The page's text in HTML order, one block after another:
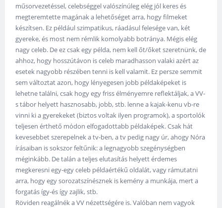
műsorvezetéssel, celebséggel valószínúleg elég jól keres és
megteremtette magának a lehetőséget arra, hogy filmeket
készítsen. Ez például szimpatikus, ráadásul felesége van, két
gyereke, és most nem rémlik komolyabb botránya. Mégis elég
nagy celeb. De ez csak egy példa, nem kell őt/őket szeretnünk, de
ahhoz, hogy hosszútávon is celeb maradhasson valaki azért az
esetek nagyobb részében tenni is kell valamit. Ez persze semmit
sem változtat azon, hogy lényegesen jobb példaképeket is
lehetne találni, csak hogy egy friss élményemre reflektáljak, a VV-
s tábor helyett hasznosabb, jobb, stb. lenne a kajak-kenu vb-re
vinni ki a gyerekeket (biztos voltak ilyen programok), a sportolók
teljesen érthető módon elfogadottabb példaképek. Csak hát
kevesebbet szerepelnek a tv-ben, a tv pedig nagy úr, ahogy Nóra
írásaiban is sokszor feltűnik: a legnagyobb szegénységben
méginkább. De talán a teljes elutasítás helyett érdemes
megkeresni egy-egy celeb példaértékű oldalát, vagy rámutatni
arra, hogy egy sorozatszínésznek is kemény a munkája, mert a
forgatás így-és így zajlik, stb.
Röviden reagálnék a VV nézettségére is. Valóban nem vagyok